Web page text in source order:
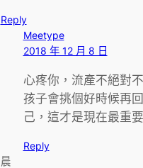
Reply
Meetype
2018 年 12 月 8 日
心疼你，流產不絕對
孩子會挑個好時候再
己，這才是現在最重
Reply
晨